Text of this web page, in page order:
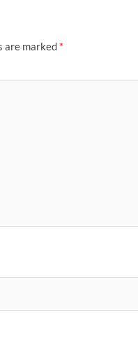
are marked *